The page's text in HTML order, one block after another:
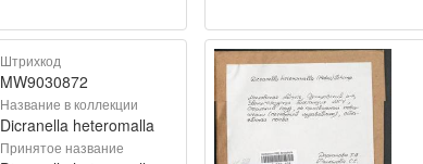
Штрихкод
MW9030872
Название в коллекции
Dicranella heteromalla
Принятое название